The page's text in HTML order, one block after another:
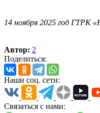
14 ноября 2025 год ГТРК
Автор: 2
Поделиться:
Наши соц. сети:
Связаться с нами: